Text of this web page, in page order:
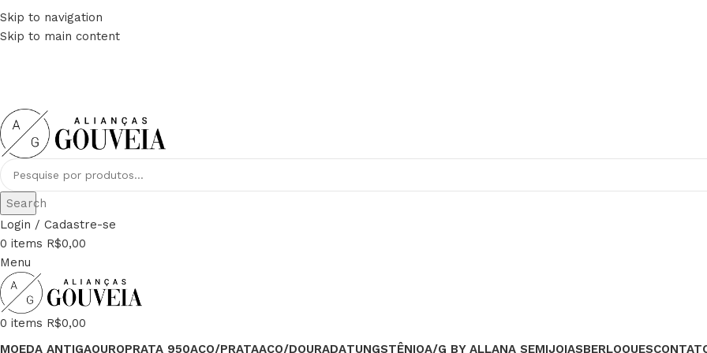
Skip to navigation
Skip to main content
FRETE GRÁTIS PARA TODO BRASIL
Search
Login / Cadastre-se
0 items R$0,00
Menu
0 items R$0,00
MOEDA ANTIGAOUROPRATA 950AÇO/PRATAAÇO/DOURADATUNGSTÊNIOA/G BY ALLANA SEMIJOIASBERLOQUES